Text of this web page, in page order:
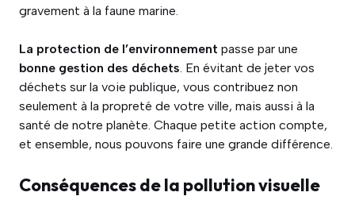
gravement à la faune marine.
La protection de l’environnement passe par une
bonne gestion des déchets. En évitant de jeter vos
déchets sur la voie publique, vous contribuez non
seulement à la propreté de votre ville, mais aussi à la
santé de notre planète. Chaque petite action compte,
et ensemble, nous pouvons faire une grande différence.
Conséquences de la pollution visuelle